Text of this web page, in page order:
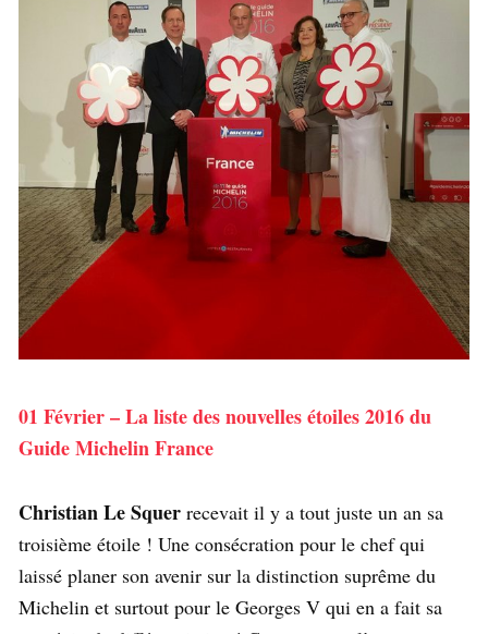
01 Février – La liste des nouvelles étoiles 2016 du
Guide Michelin France
Christian Le Squer recevait il y a tout juste un an sa
troisième étoile ! Une consécration pour le chef qui
laissé planer son avenir sur la distinction suprême du
Michelin et surtout pour le Georges V qui en a fait sa